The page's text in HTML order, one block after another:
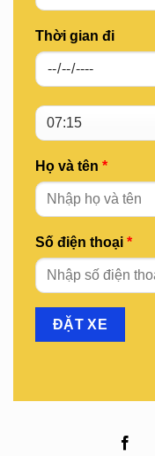
Thời gian đi
Họ và tên *
Số điện thoại *